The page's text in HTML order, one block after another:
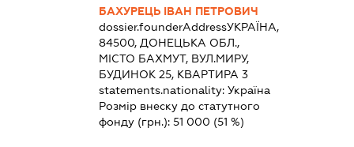
БАХУРЕЦЬ ІВАН ПЕТРОВИЧ
dossier.founderAddressУКРАЇНА,
84500, ДОНЕЦЬКА ОБЛ.,
МІСТО БАХМУТ, ВУЛ.МИРУ,
БУДИНОК 25, КВАРТИРА 3
statements.nationality: Україна
Розмір внеску до статутного
фонду (грн.): 51 000 (51 %)